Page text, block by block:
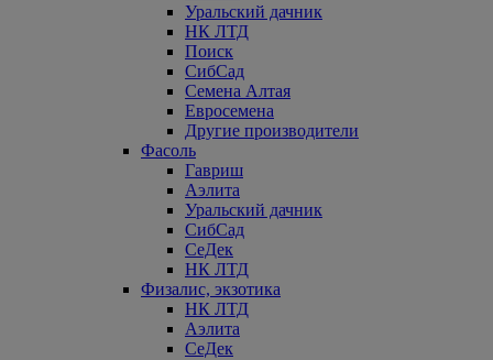
Уральский дачник
НК ЛТД
Поиск
СибСад
Семена Алтая
Евросемена
Другие производители
Фасоль
Гавриш
Аэлита
Уральский дачник
СибСад
СеДек
НК ЛТД
Физалис, экзотика
НК ЛТД
Аэлита
СеДек